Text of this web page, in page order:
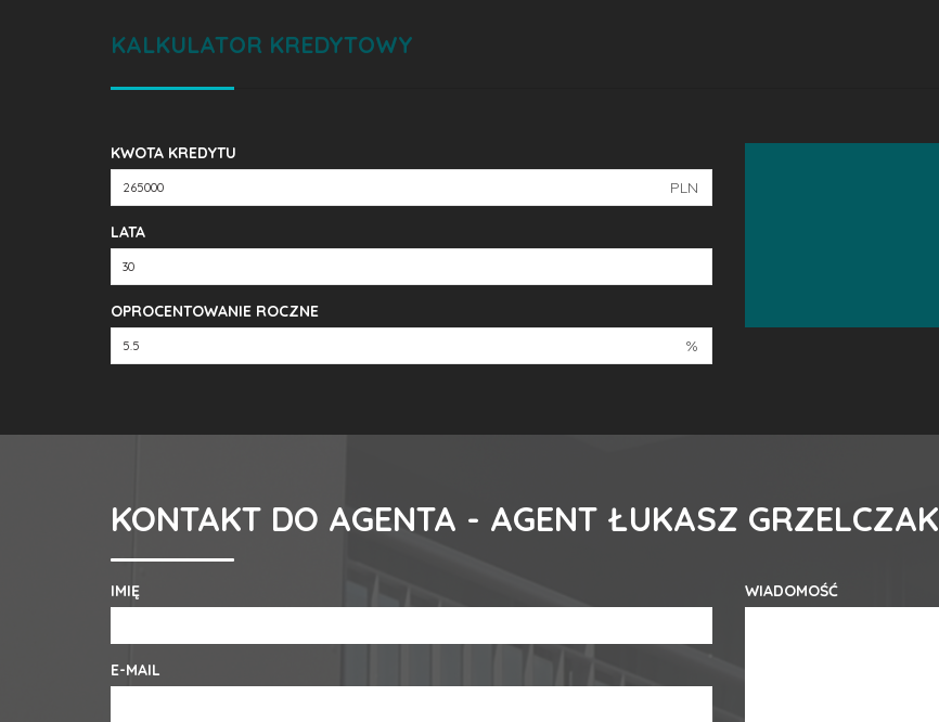
KALKULATOR KREDYTOWY
KWOTA KREDYTU
PLN
LATA
OPROCENTOWANIE ROCZNE
%
KONTAKT DO AGENTA - AGENT ŁUKASZ GRZELCZAK
IMIĘ
E-MAIL
WIADOMOŚĆ